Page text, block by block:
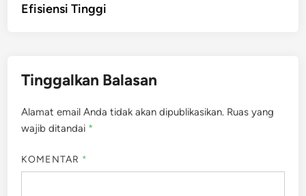
Efisiensi Tinggi
Tinggalkan Balasan
Alamat email Anda tidak akan dipublikasikan. Ruas yang
wajib ditandai *
KOMENTAR *